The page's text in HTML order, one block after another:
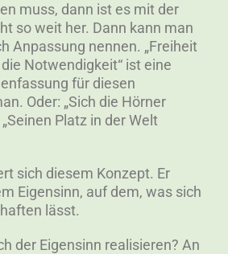
muss, dann ist es mit der
so weit her. Dann kann man
Anpassung nennen. „Freiheit
Notwendigkeit“ ist eine
für diesen
Oder: „Sich die Hörner
Platz in der Welt
sich diesem Konzept. Er
Eigensinn, auf dem, was sich
lässt.
der Eigensinn realisieren? An